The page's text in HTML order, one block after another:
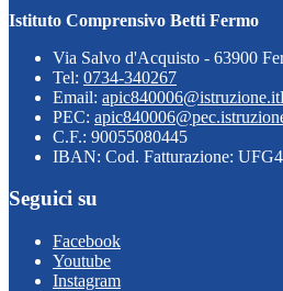
Istituto Comprensivo Betti Fermo
Via Salvo d'Acquisto - 63900
Tel: 0734-340267
Email: apic840006@istruzione.it
PEC:
C.F.: 90055080445
IBAN: Cod. Fatturazione:
Seguici su
Facebook
Youtube
Instagram